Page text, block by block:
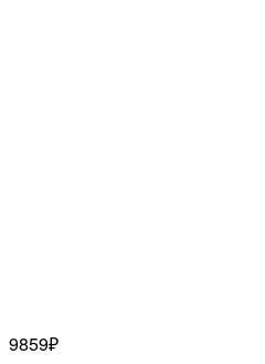
9859₽